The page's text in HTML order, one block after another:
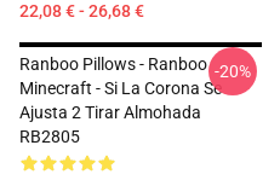
22,08 € - 26,68 €
Ranboo Pillows - Ranboo
Minecraft - Si La Corona Se
Ajusta 2 Tirar Almohada
RB2805
-20%